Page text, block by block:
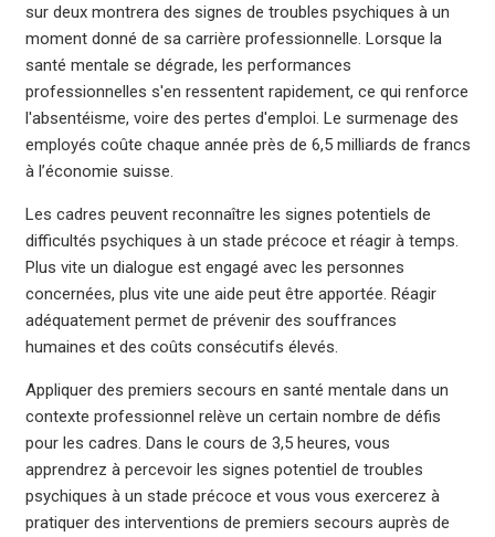
sur deux montrera des signes de troubles psychiques à un
moment donné de sa carrière professionnelle. Lorsque la
santé mentale se dégrade, les performances
professionnelles s'en ressentent rapidement, ce qui renforce
l'absentéisme, voire des pertes d'emploi. Le surmenage des
employés coûte chaque année près de 6,5 milliards de francs
à l’économie suisse.
Les cadres peuvent reconnaître les signes potentiels de
difficultés psychiques à un stade précoce et réagir à temps.
Plus vite un dialogue est engagé avec les personnes
concernées, plus vite une aide peut être apportée. Réagir
adéquatement permet de prévenir des souffrances
humaines et des coûts consécutifs élevés.
Appliquer des premiers secours en santé mentale dans un
contexte professionnel relève un certain nombre de défis
pour les cadres. Dans le cours de 3,5 heures, vous
apprendrez à percevoir les signes potentiel de troubles
psychiques à un stade précoce et vous vous exercerez à
pratiquer des interventions de premiers secours auprès de